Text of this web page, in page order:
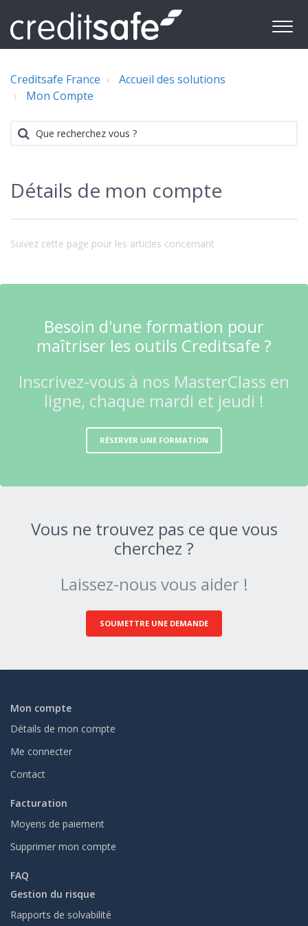
Creditsafe France
Accueil des solutions
Mon Compte
Détails de mon compte
Suivez cette page pour les articles concernant
Besoin d'une formation pour
maîtriser les outils Creditsafe ?
Inscrivez-vous à nos MasterClass en
ligne, chaque mardi et jeudi !
RÉSERVER UNE FORMATION
Vous ne trouvez pas ce que vous
cherchez ?
Laissez-nous vous aider !
SOUMETTRE UNE DEMANDE
Mon compte
Détails de mon compte
Me connecter
Contact
Facturation
Moyens de paiement
Supprimer mon compte
FAQ
Gestion du risque
Rapports de solvabilité